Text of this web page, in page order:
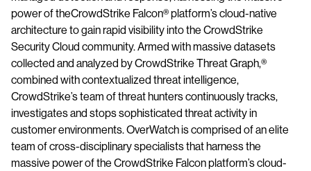
power of theCrowdStrike Falcon®​ platform’s cloud-native
architecture to gain rapid visibility into the CrowdStrike
Security Cloud community. Armed with massive datasets
collected and analyzed by CrowdStrike Threat Graph,®​ ​
combined with contextualized threat intelligence,
CrowdStrike’s team of threat hunters continuously tracks,
investigates and stops sophisticated threat activity in
customer environments. OverWatch is comprised of an elite
team of cross-disciplinary specialists that harness the
massive power of the ​CrowdStrike Falcon​ platform’s cloud-